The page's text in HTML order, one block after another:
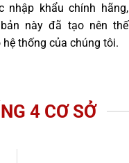
nhập khẩu chính hãng,
này đã tạo nên thế
thống của chúng tôi.
4 CƠ SỞ